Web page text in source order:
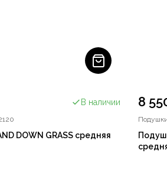
В наличии
DOWN GRASS средняя
8